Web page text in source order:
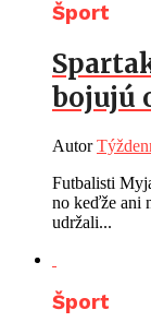
Šport
bojujú
Autor
Futbalisti
no keďže ani
udržali...
Šport